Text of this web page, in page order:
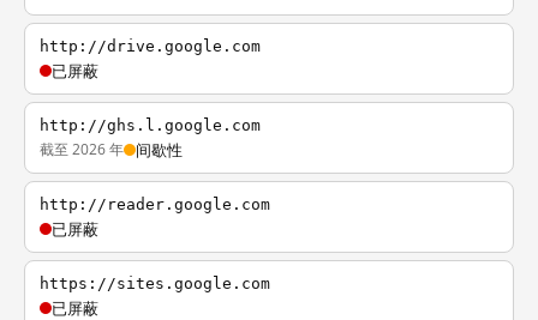
http://drive.google.com
已屏蔽
http://ghs.l.google.com
截至 2026 年 间歇性
http://reader.google.com
已屏蔽
https://sites.google.com
已屏蔽